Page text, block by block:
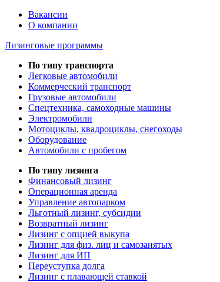
Вакансии
О компании
Лизинговые программы
По типу транспорта
Легковые автомобили
Коммерческий транспорт
Грузовые автомобили
Спецтехника, самоходные машины
Электромобили
Мотоциклы, квадроциклы, снегоходы
Оборудование
Автомобили с пробегом
По типу лизинга
Финансовый лизинг
Операционная аренда
Управление автопарком
Льготный лизинг, субсидии
Возвратный лизинг
Лизинг с опцией выкупа
Лизинг для физ. лиц и самозанятых
Лизинг для ИП
Переуступка долга
Лизинг с плавающей ставкой